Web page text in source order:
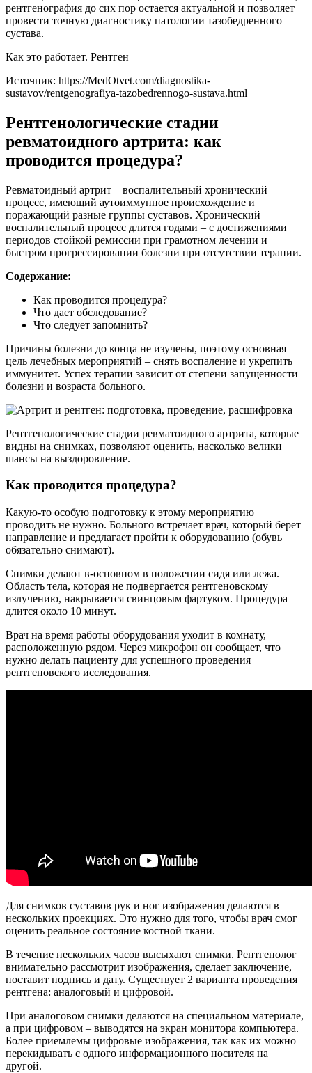
рентгенография до сих пор остается актуальной и позволяет
провести точную диагностику патологии тазобедренного
сустава.
Как это работает. Рентген
Источник: https://MedOtvet.com/diagnostika-
sustavov/rentgenografiya-tazobedrennogo-sustava.html
Рентгенологические стадии
ревматоидного артрита: как
проводится процедура?
Ревматоидный артрит – воспалительный хронический
процесс, имеющий аутоиммунное происхождение и
поражающий разные группы суставов. Хронический
воспалительный процесс длится годами – с достижениями
периодов стойкой ремиссии при грамотном лечении и
быстром прогрессировании болезни при отсутствии терапии.
Содержание:
Как проводится процедура?
Что дает обследование?
Что следует запомнить?
Причины болезни до конца не изучены, поэтому основная
цель лечебных мероприятий – снять воспаление и укрепить
иммунитет. Успех терапии зависит от степени запущенности
болезни и возраста больного.
Рентгенологические стадии ревматоидного артрита, которые
видны на снимках, позволяют оценить, насколько велики
шансы на выздоровление.
Как проводится процедура?
Какую-то особую подготовку к этому мероприятию
проводить не нужно. Больного встречает врач, который берет
направление и предлагает пройти к оборудованию (обувь
обязательно снимают).
Снимки делают в-основном в положении сидя или лежа.
Область тела, которая не подвергается рентгеновскому
излучению, накрывается свинцовым фартуком. Процедура
длится около 10 минут.
Врач на время работы оборудования уходит в комнату,
расположенную рядом. Через микрофон он сообщает, что
нужно делать пациенту для успешного проведения
рентгеновского исследования.
Для снимков суставов рук и ног изображения делаются в
нескольких проекциях. Это нужно для того, чтобы врач смог
оценить реальное состояние костной ткани.
В течение нескольких часов высыхают снимки. Рентгенолог
внимательно рассмотрит изображения, сделает заключение,
поставит подпись и дату. Существует 2 варианта проведения
рентгена: аналоговый и цифровой.
При аналоговом снимки делаются на специальном материале,
а при цифровом – выводятся на экран монитора компьютера.
Более приемлемы цифровые изображения, так как их можно
перекидывать с одного информационного носителя на
другой.